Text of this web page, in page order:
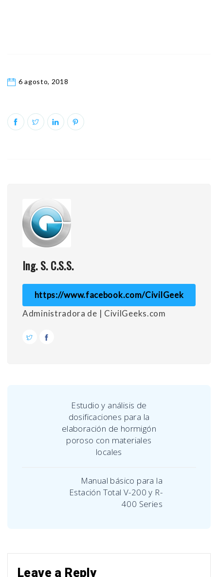
6 agosto, 2018
Ing. S. C.S.S.
https://www.facebook.com/CivilGeek
Administradora de | CivilGeeks.com
Estudio y análisis de
dosificaciones para la
elaboración de hormigón
poroso con materiales
locales
Manual básico para la
Estación Total V-200 y R-
400 Series
Leave a Reply